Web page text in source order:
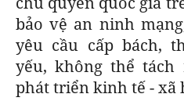
bảo vệ an ninh
yêu cầu cấp bách,
yếu, không thể
phát triển kinh tế - xã